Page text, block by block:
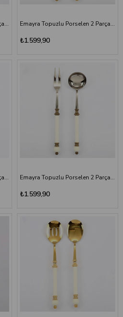
Emayra Topuzlu Porselen 2 Parça Et Çatalı ve Sos Kepçesi Set | Altın Titanyum Emayra Topuzlu Porselen 2 Parça Et Çatalı ve Sos Kepçesi Set | Altın
₺1.599,90
Emayra Topuzlu Porselen 2 Parça Et Çatalı ve Sos Kepçesi Set | Antik Titanyum Emayra Topuzlu Porselen 2 Parça Et Çatalı ve Sos Kepçesi Set | Antik
₺1.599,90